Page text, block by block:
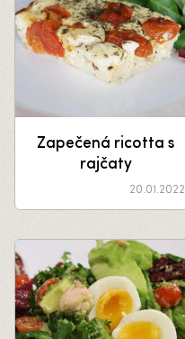
Zapečená ricotta s
rajčaty
20.01.2022